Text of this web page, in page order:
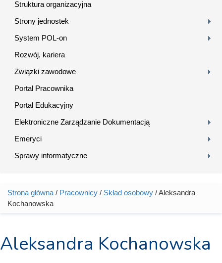
Struktura organizacyjna
Strony jednostek
System POL-on
Rozwój, kariera
Związki zawodowe
Portal Pracownika
Portal Edukacyjny
Elektroniczne Zarządzanie Dokumentacją
Emeryci
Sprawy informatyczne
Jesteś tutaj
Strona główna / Pracownicy / Skład osobowy / Aleksandra
Kochanowska
Aleksandra Kochanowska